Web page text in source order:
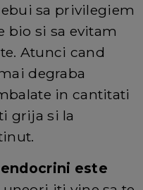
sa privilegiem
bio si sa evitam
Atunci cand
degraba
in cantitati
grija si la
este